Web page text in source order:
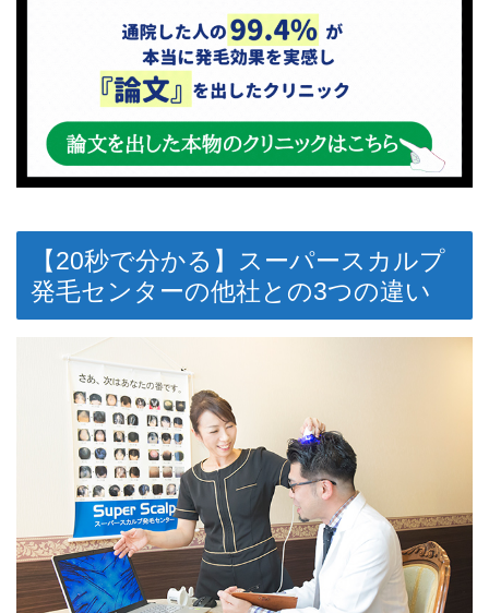
【20秒で分かる】スーパースカルプ
発毛センターの他社との3つの違い